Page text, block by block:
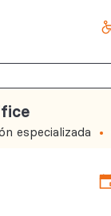
especializada